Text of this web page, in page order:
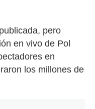
pero
en vivo de Pol
en
los millones de